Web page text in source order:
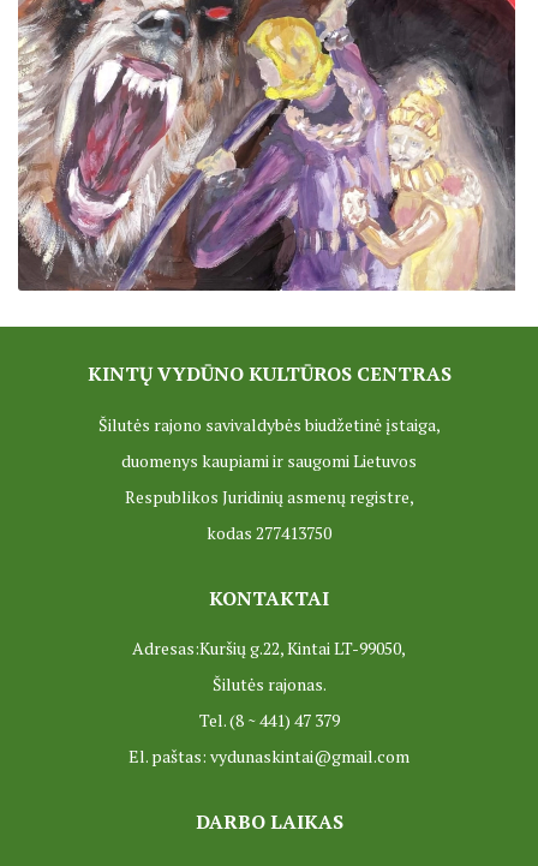
ES projektas GENIUS LOCI. Rengiamos kiemo
edukacinės erdvės.
ES projektas GENIUS LOCI. Vydūno suolelio projektas
ES projektas GENIUS LOCI. Projekto idėja
ES projektas GENIUS LOCI. Partnerių susitikimas
ES Projektas GENIUS LOCI. Tarptautinis muziejų
Projektai
KINTŲ VYDŪNO KULTŪROS CENTRAS
Šilutės rajono savivaldybės biudžetinė įstaiga,
duomenys kaupiami ir saugomi Lietuvos
Respublikos Juridinių asmenų registre,
kodas 277413750
KONTAKTAI
Adresas:Kuršių g.22, Kintai LT-99050,
Šilutės rajonas.
Tel. (8 ~ 441) 47 379
El. paštas: vydunaskintai@gmail.com
DARBO LAIKAS